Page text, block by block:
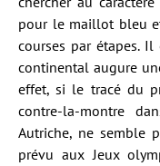
pour le maillot bleu
courses par étapes.
continental augure
effet, si le tracé du
contre-la-montre
Autriche, ne semble
prévu aux Jeux